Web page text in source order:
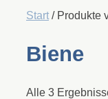
Start / Produkte
Biene
Alle 3